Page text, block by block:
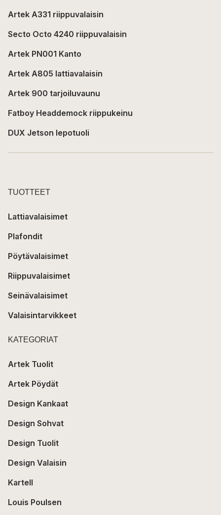
Artek A331 riippuvalaisin
Secto Octo 4240 riippuvalaisin
Artek PN001 Kanto
Artek A805 lattiavalaisin
Artek 900 tarjoiluvaunu
Fatboy Headdemock riippukeinu
DUX Jetson lepotuoli
TUOTTEET
Lattiavalaisimet
Plafondit
Pöytävalaisimet
Riippuvalaisimet
Seinävalaisimet
Valaisintarvikkeet
KATEGORIAT
Artek Tuolit
Artek Pöydät
Design Kankaat
Design Sohvat
Design Tuolit
Design Valaisin
Kartell
Louis Poulsen